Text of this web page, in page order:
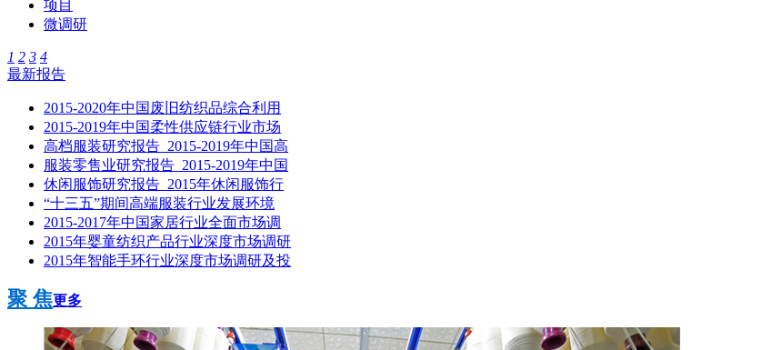
项目
微调研
1 2 3 4
最新报告
2015-2020年中国废旧纺织品综合利用
2015-2019年中国柔性供应链行业市场
高档服装研究报告_2015-2019年中国高
服装零售业研究报告_2015-2019年中国
休闲服饰研究报告_2015年休闲服饰行
“十三五”期间高端服装行业发展环境
2015-2017年中国家居行业全面市场调
2015年婴童纺织产品行业深度市场调研
2015年智能手环行业深度市场调研及投
聚 焦更多